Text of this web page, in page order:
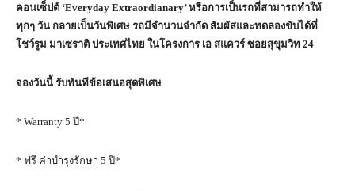
คอนเซ็ปต์ ‘Everyday Extraordianary’ หรือการเป็นรถที่สามารถทำให้
ทุกๆ วัน กลายเป็นวันพิเศษ รถมีจำนวนจำกัด สัมผัสและทดลองขับได้ที่
โชว์รูม มาเซราติ ประเทศไทย ในโครงการ เอ สแควร์ ซอยสุขุมวิท 24
จองวันนี้ รับทันทีข้อเสนอสุดพิเศษ
* Warranty 5 ปี*
* ฟรี ค่าบำรุงรักษา 5 ปี*